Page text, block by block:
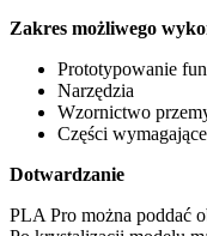
Zakres możliwego
Prototypowanie
Narzędzia
Wzornictwo
Części
Dotwardzanie
PLA Pro można poddać